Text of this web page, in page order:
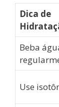
Dica de
Beba
Use